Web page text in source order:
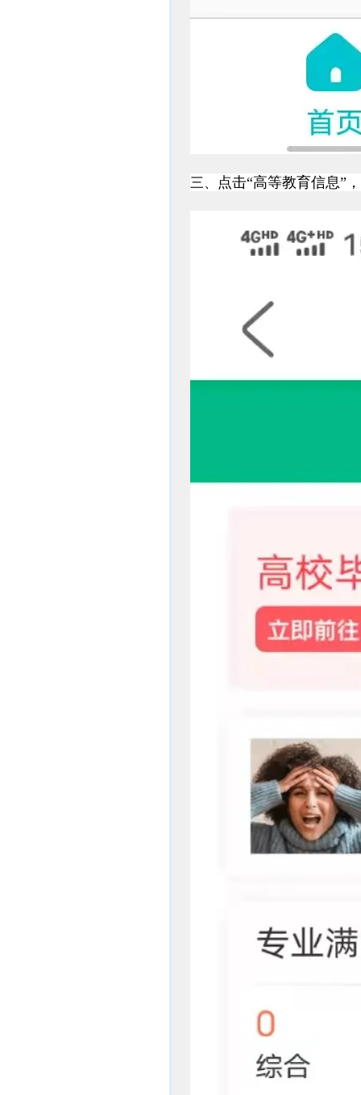
三、 点击“高等教育信息”